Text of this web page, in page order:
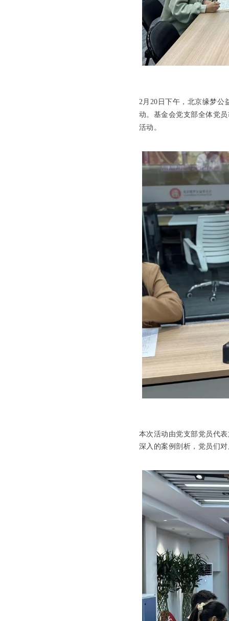
2月20日下午，北京缘梦公
动。基金会党支部全体党
活动。
本次活动由党支部党员代
深入的案例剖析，党员们